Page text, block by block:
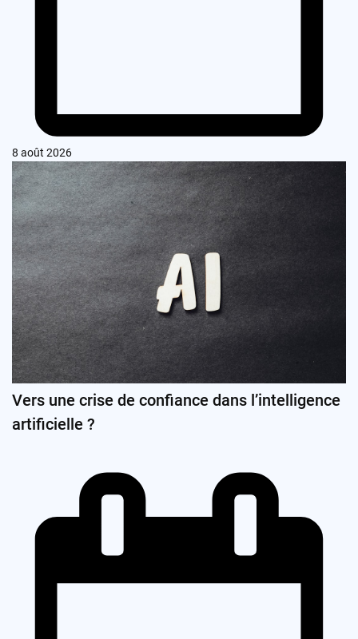
8 août 2026
Vers une crise de confiance dans l’intelligence
artificielle ?